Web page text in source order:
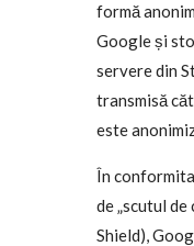
formă
Google și
servere din
transmisă
este
În
de „scutul
Shield),